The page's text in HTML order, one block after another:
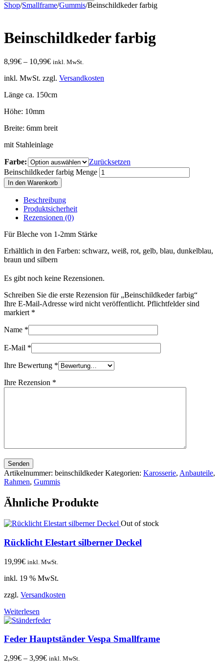
Shop/Smallframe/Gummis/Beinschildkeder farbig
Beinschildkeder farbig
8,99€ – 10,99€ inkl. MwSt.
inkl. MwSt. zzgl. Versandkosten
Länge ca. 150cm
Höhe: 10mm
Breite: 6mm breit
mit Stahleinlage
Farbe:
Zurücksetzen
Beinschildkeder farbig Menge
In den Warenkorb
Beschreibung
Produktsicherheit
Rezensionen (0)
Für Bleche von 1-2mm Stärke
Erhältlich in den Farben: schwarz, weiß, rot, gelb, blau, dunkelblau,
braun und silbern
Es gibt noch keine Rezensionen.
Schreiben Sie die erste Rezension für „Beinschildkeder farbig“
Ihre E-Mail-Adresse wird nicht veröffentlicht. Pflichtfelder sind
markiert *
Name *
E-Mail *
Ihre Bewertung *
Ihre Rezension *
Senden
Artikelnummer: beinschildkeder Kategorien: Karosserie, Anbauteile,
Rahmen, Gummis
Ähnliche Produkte
Out of stock
Rücklicht Elestart silberner Deckel
19,99€ inkl. MwSt.
inkl. 19 % MwSt.
zzgl. Versandkosten
Weiterlesen
Feder Hauptständer Vespa Smallframe
2,99€ – 3,99€ inkl. MwSt.